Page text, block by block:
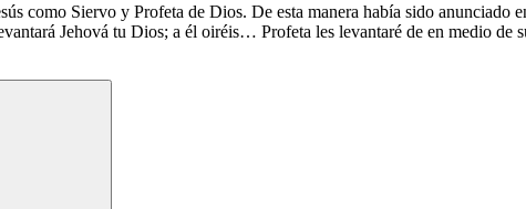
como Siervo y Profeta de Dios. De esta manera había sido
Jehová tu Dios; a él oiréis… Profeta les levantaré de en medio de